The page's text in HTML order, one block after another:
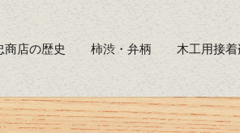
商店の歴史 柿渋・弁柄 木工用接着